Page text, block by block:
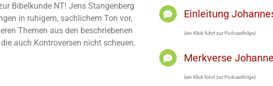
Bibelkunde NT! Jens Stangenberg
in ruhigem, sachlichem Ton vor,
Themen aus den beschriebenen
auch Kontroversen nicht scheuen.
Einleitung
(ein Klick führt zur Podcastfolge)
Merkverse
(ein Klick führt zur Podcastfolge)